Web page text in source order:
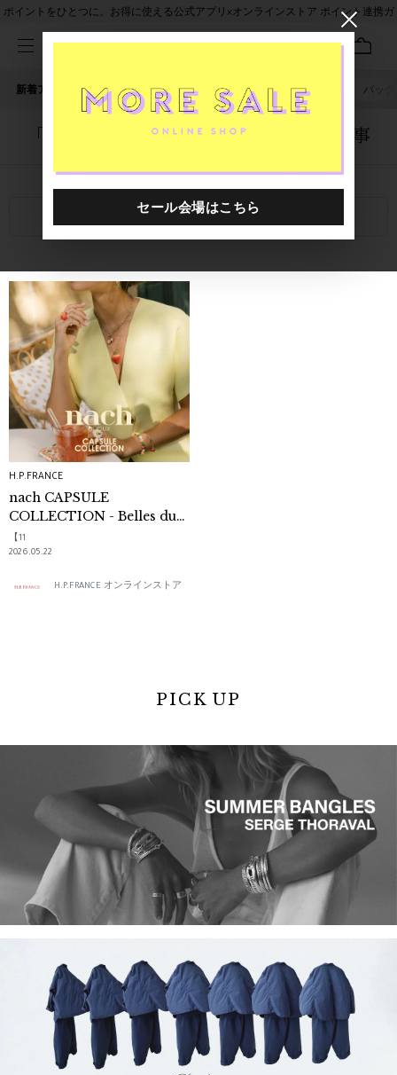
ポイントをひとつに。お得に使える公式アプリ×オンラインストア ポイント連携ガ
新着アイテム 人気ワード セール 40th限定 ピアス バッグ
「1040201.2610166.0999」に関する記事
関連キーワード
H.P.FRANCE
nach CAPSULE
COLLECTION - Belles du
Sud -
【11
2026.05.22
H.P.FRANCE オンラインストア
PICK UP